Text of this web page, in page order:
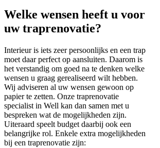
Welke wensen heeft u voor
uw traprenovatie?
Interieur is iets zeer persoonlijks en een trap
moet daar perfect op aansluiten. Daarom is
het verstandig om goed na te denken welke
wensen u graag gerealiseerd wilt hebben.
Wij adviseren al uw wensen gewoon op
papier te zetten. Onze traprenovatie
specialist in Well kan dan samen met u
bespreken wat de mogelijkheden zijn.
Uiteraard speelt budget daarbij ook een
belangrijke rol. Enkele extra mogelijkheden
bij een traprenovatie zijn: